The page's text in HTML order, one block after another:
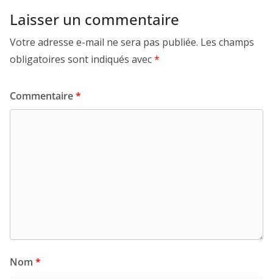
Laisser un commentaire
Votre adresse e-mail ne sera pas publiée. Les champs
obligatoires sont indiqués avec*
Commentaire*
Nom *